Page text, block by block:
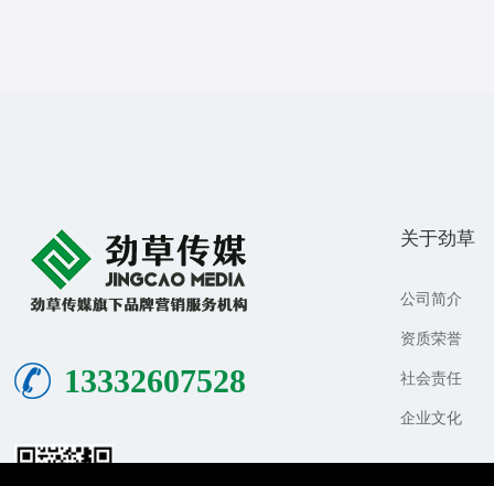
13332607528
关于劲草
公司简介
资质荣誉
社会责任
企业文化